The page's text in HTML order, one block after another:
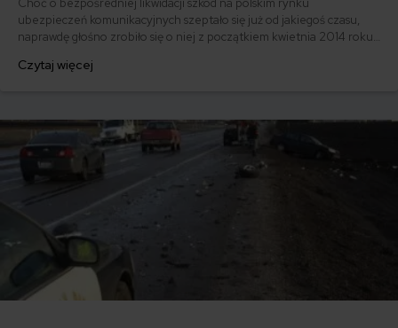
Choć o bezpośredniej likwidacji szkód na polskim rynku
ubezpieczeń komunikacyjnych szeptało się już od jakiegoś czasu,
naprawdę głośno zrobiło się o niej z początkiem kwietnia 2014 roku
polega? Kto na niej skorzysta a kto straci?
Czytaj więcej